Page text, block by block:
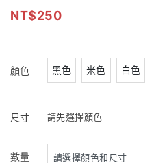
250
顏色 黑色 米色 白色
尺寸 請先選擇顏色
數量